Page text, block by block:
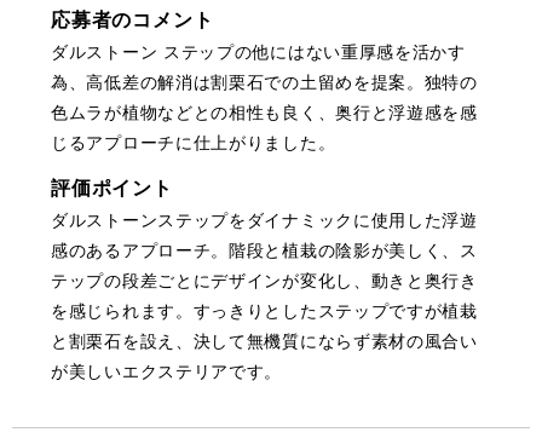
応募者のコメント
ダルストーン ステップの他にはない重厚感を活かす
為、高低差の解消は割栗石での土留めを提案。独特の
色ムラが植物などとの相性も良く、奥行と浮遊感を感
じるアプローチに仕上がりました。
評価ポイント
ダルストーンステップをダイナミックに使用した浮遊
感のあるアプローチ。階段と植栽の陰影が美しく、ス
テップの段差ごとにデザインが変化し、動きと奥行き
を感じられます。すっきりとしたステップですが植栽
と割栗石を設え、決して無機質にならず素材の風合い
が美しいエクステリアです。